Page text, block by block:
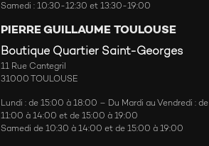
Samedi : 10:30-12:30 et 13:30-19:00
PIERRE GUILLAUME TOULOUSE
Boutique Quartier Saint-Georges
11 Rue Cantegril
31000 TOULOUSE
Lundi : de 15:00 à 18:00 – Du Mardi au Vendredi : de
11:00 à 14:00 et de 15:00 à 19:00
Samedi de 10:30 à 14:00 et de 15:00 à 19:00